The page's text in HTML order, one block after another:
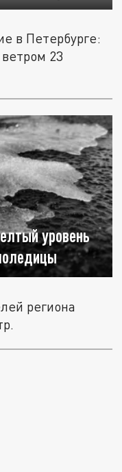
в Петербурге:
23
уровень
региона